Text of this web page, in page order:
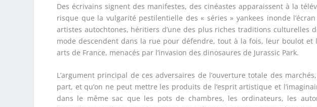
Des écrivains signent des manifestes, des cinéastes apparaissent à la
risque que la vulgarité pestilentielle des « séries » yankees inonde
artistes autochtones, héritiers d’une des plus riches traditions culturelles
mode descendent dans la rue pour défendre, tout à la fois, leur boulot et
arts de France, menacés par l’invasion des dinosaures de Jurassic Park.
L’argument principal de ces adversaires de l’ouverture totale des
part, et qu’on ne peut mettre les produits de l’esprit artistique et
dans le même sac que les pots de chambres, les ordinateurs, les